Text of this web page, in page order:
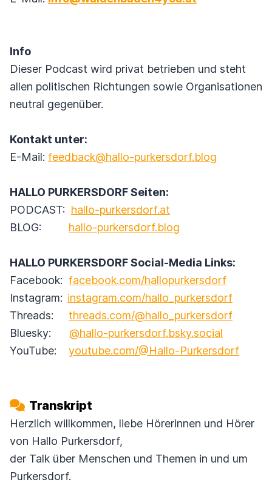
Info
Dieser Podcast wird privat betrieben und steht
allen politischen Richtungen sowie Organisationen
neutral gegenüber.
Kontakt unter:
E-Mail: feedback@hallo-purkersdorf.blog
HALLO PURKERSDORF Seiten:
PODCAST: hallo-purkersdorf.at
BLOG: hallo-purkersdorf.blog
HALLO PURKERSDORF Social-Media Links:
Facebook: facebook.com/hallopurkersdorf
Instagram: instagram.com/hallo_purkersdorf
Threads: threads.com/@hallo_purkersdorf
Bluesky: @hallo-purkersdorf.bsky.social
YouTube: youtube.com/@Hallo-Purkersdorf
Transkript
Herzlich willkommen, liebe Hörerinnen und Hörer
von Hallo Purkersdorf,
der Talk über Menschen und Themen in und um
Purkersdorf.